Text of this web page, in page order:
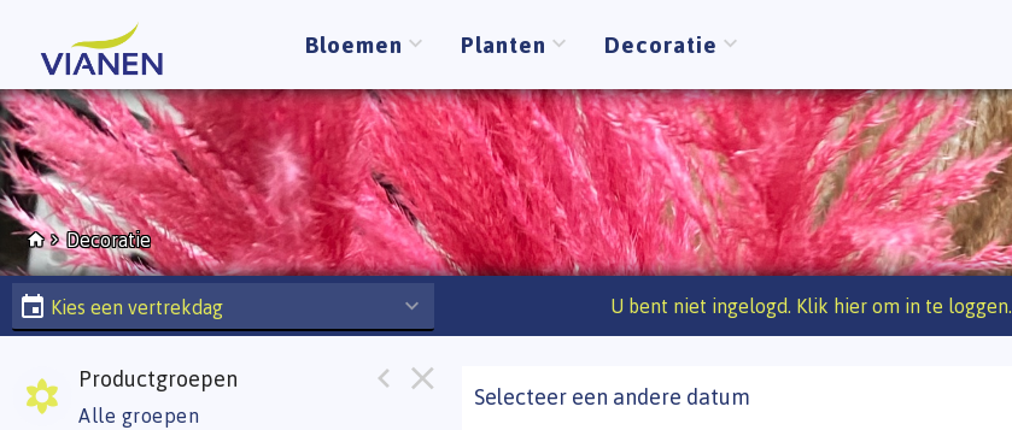
Bloemen Planten Decoratie
Decoratie
Kies een vertrekdag U bent niet ingelogd. Klik hier om in te loggen.
Productgroepen
Alle groepen
Selecteer een andere datum